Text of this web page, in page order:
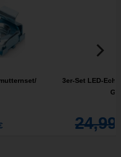
3er-Set LED-
24,99